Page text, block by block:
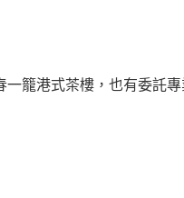
籠港式茶樓，也有委託